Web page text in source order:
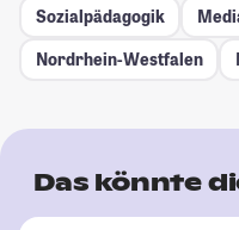
Sozialpädagogik
Nordrhein-Westfalen
Das könnte